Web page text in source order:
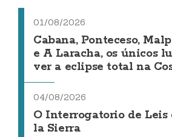
01/08/2026
Cabana, Ponteceso,
e A Laracha, os únicos
ver a eclipse total na
04/08/2026
O Interrogatorio de Leis
la Sierra